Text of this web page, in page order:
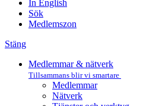
In English
Sök
Medlemszon
Stäng
Medlemmar & nätverk
Tillsammans blir vi smartare
Medlemmar
Nätverk